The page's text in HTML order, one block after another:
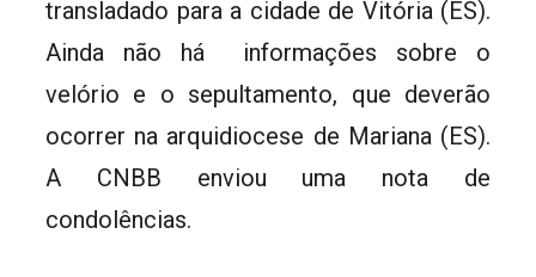
transladado para a cidade de Vitória (ES).
Ainda não há informações sobre o
velório e o sepultamento, que deverão
ocorrer na arquidiocese de Mariana (ES).
A CNBB enviou uma nota de
condolências.